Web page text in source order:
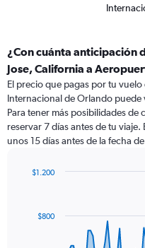
¿Con cuánta anticipación
Jose, California a
El precio que pagas por tu
Internacional de Orlando puede
Para tener más posibilidades de
reservar 7 días antes de tu
unos 15 días antes de la fecha
data$800
$1.200